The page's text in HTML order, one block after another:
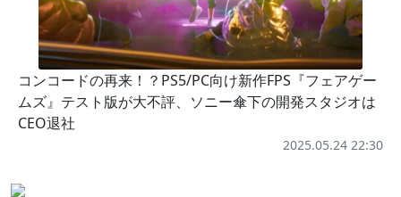
コンコードの再来！？PS5/PC向け新作FPS『フェアゲー
ムズ』テスト版が大不評、ソニー傘下の開発スタジオは
CEO退社
2025.05.24 22:30